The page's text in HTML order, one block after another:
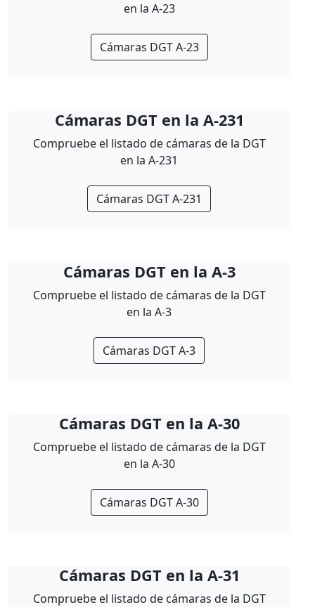
en la A-23
Cámaras DGT A-23
Cámaras DGT en la A-231
Compruebe el listado de cámaras de la DGT
en la A-231
Cámaras DGT A-231
Cámaras DGT en la A-3
Compruebe el listado de cámaras de la DGT
en la A-3
Cámaras DGT A-3
Cámaras DGT en la A-30
Compruebe el listado de cámaras de la DGT
en la A-30
Cámaras DGT A-30
Cámaras DGT en la A-31
Compruebe el listado de cámaras de la DGT